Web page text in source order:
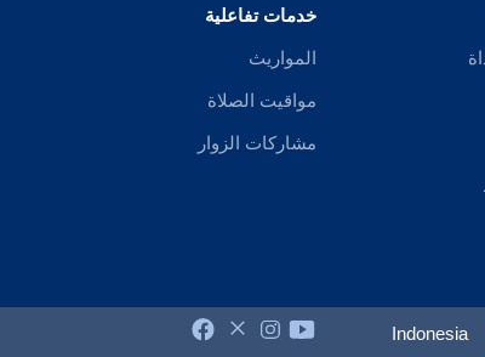
خدمات تفاعلية
المواريث
مواقيت الصلاة
مشاركات الزوار
Indonesia